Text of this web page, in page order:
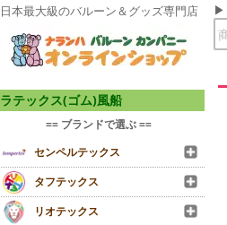
日本最大級のバルーン＆グッズ専門店
ラテックス(ゴム)風船
== ブランドで選ぶ ==
センペルテックス
タフテックス
リオテックス